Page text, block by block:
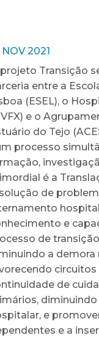
NOV 2021
Transição
entre a
(ESEL), o
e o
do Tejo
processo
é a
de
e
de
a
de
e
e a